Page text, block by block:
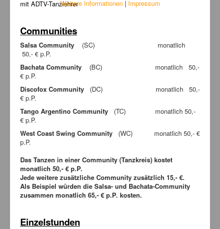
mit ADTV-Tanzlehrer
Communities
Salsa Community (SC) monatlich
50,- € p.P.
Bachata Community (BC) monatlich 50,-
€ p.P.
Discofox Community (DC) monatlich 50,-
€ p.P.
Tango Argentino Community (TC) monatlich 50,-
€ p.P.
West Coast Swing Community (WC) monatlich 50,- €
p.P.
Das Tanzen in einer Community (Tanzkreis) kostet
monatlich 50,- € p.P.
Jede weitere zusätzliche Community zusätzlich 15,- €.
Als Beispiel würden die Salsa- und Bachata-Community
zusammen monatlich 65,- € p.P. kosten.
Einzelstunden
Weitere Informationen| Impressum